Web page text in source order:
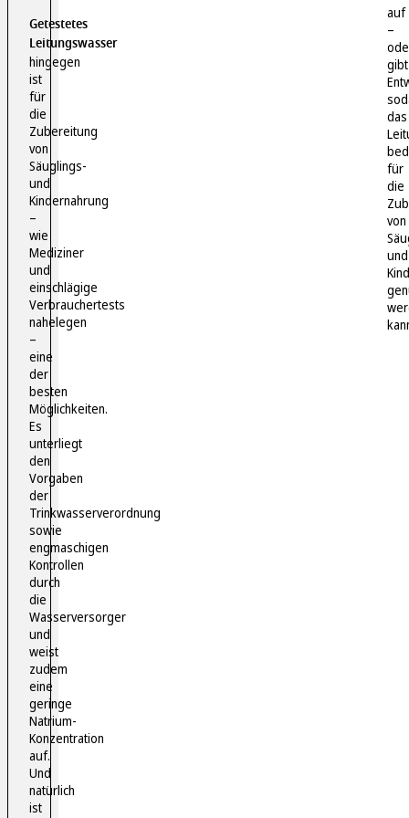
Getestetes
Leitungswasser
hingegen
ist
für
die
Zubereitung
von
Säuglings-
und
Kindernahrung
–
wie
Mediziner
und
einschlägige
Verbrauchertests
nahelegen
–
eine
der
besten
Möglichkeiten.
Es
unterliegt
den
Vorgaben
der
Trinkwasserverordnung
sowie
engmaschigen
Kontrollen
durch
die
Wasserversorger
und
weist
zudem
eine
geringe
Natrium-
Konzentration
auf.
Und
natürlich
ist
auf
–
gibt
das
für
die
von
und